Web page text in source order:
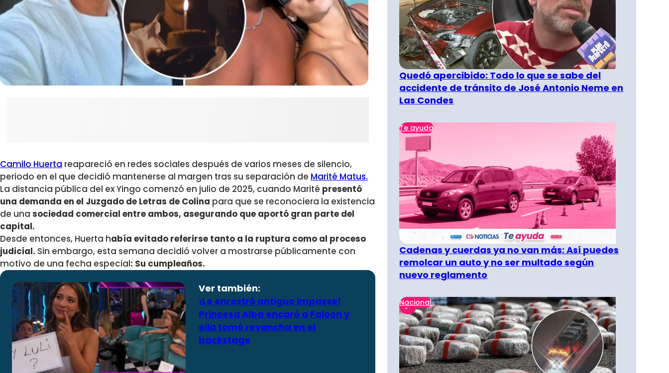
Camilo Huerta reapareció en redes sociales después de varios meses de silencio,
periodo en el que decidió mantenerse al margen tras su separación de Marité Matus.
La distancia pública del ex Yingo comenzó en julio de 2025, cuando Marité presentó
una demanda en el Juzgado de Letras de Colina para que se reconociera la existencia
de una sociedad comercial entre ambos, asegurando que aportó gran parte del
capital.
Desde entonces, Huerta había evitado referirse tanto a la ruptura como al proceso
judicial. Sin embargo, esta semana decidió volver a mostrarse públicamente con
motivo de una fecha especial: Su cumpleaños.
Ver también:
¡Le enrostró antiguo impasse!
Princesa Alba encaró a Faloon y
ella tomó revancha en el
backstage
Quedó apercibido: Todo lo que se sabe del
accidente de tránsito de José Antonio Neme en
Las Condes
Te ayuda
Cadenas y cuerdas ya no van más: Así puedes
remolcar un auto y no ser multado según
nuevo reglamento
Nacional